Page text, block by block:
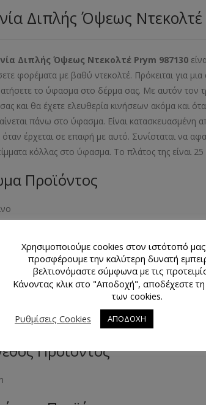
Διπλής Όψεως
Διπλής Όψεως Ντεκολτέ Prym 987130
φορέματα με βαθύ ντεκολτέ. Πρόκειται για
το ύφασμα στο δέρμα σας. Με αυτόν τον
και θα έχετε ελευθερία κινήσεων ακόμα και
πάνω στο ύφασμα. Είναι κατασκευασμένη
έρχεται σε επαφή με αυτό. Συνίσταται να
κόλλας στο ύφασμα. Το πλάτος της είναι
Προϊόντος
5 μέτρων
Προϊόντος
πολυεστέρας
Προϊόντος
Χρησιμοποιούμε cookies στον ιστότοπό
προσφέρουμε την καλύτερη δυνατή
βελτιονόμαστε σύμφωνα με τις
Κάνοντας κλικ στο "Αποδοχή", αποδέχεστε
των cookies.
Ρυθμίσεις Cookies
ΑΠΟΔΟΧΗ